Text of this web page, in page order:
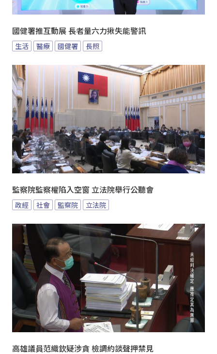
國健署推互動展 長者量六力揪失能警訊
生活 醫療 國健署 長照
監察院監察權陷入空窗 立法院舉行公聽會
政經 社會 監察院 立法院
高雄議員范織欽疑涉貪 檢調約談聲押禁見